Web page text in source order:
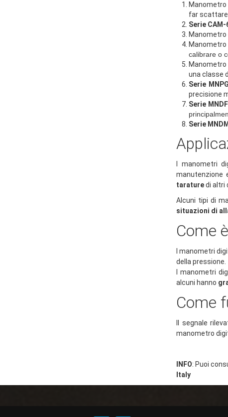
far
Serie CAM-
calibrare o
Manometro
una classe
Serie MNPG
precisione
Serie MNDF
Serie MNDM
I manometri
manutenzione
taraturedi altri
Alcuni tipi di
situazioni di
Come
I manometri
della pressione.
I manometri
alcuni hanno
Come
Il segnale
manometro
INFO: Puoi
Italy